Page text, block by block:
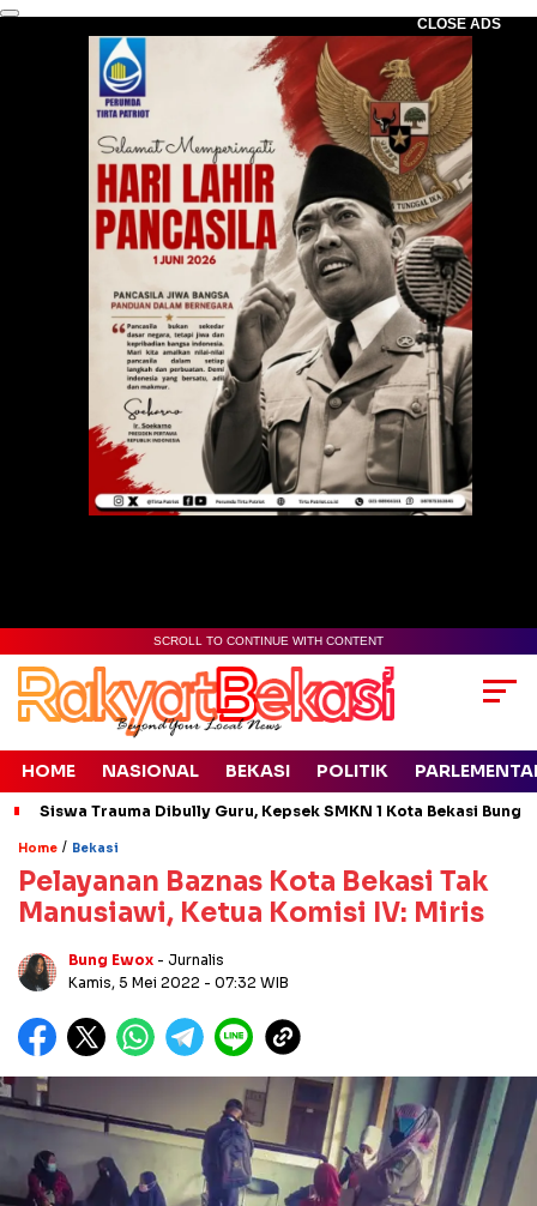
CLOSE ADS
SCROLL TO CONTINUE WITH CONTENT
HOME NASIONAL BEKASI POLITIK
Siswa Trauma Dibully Guru, Kepsek SMKN 1 Kota Bekasi
Home / Bekasi
Pelayanan Baznas Kota Bekasi Tak
Manusiawi, Ketua Komisi IV: Miris
Bung Ewox - Jurnalis
Kamis, 5 Mei 2022 - 07:32 WIB